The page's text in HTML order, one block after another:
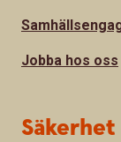
Jobba hos oss